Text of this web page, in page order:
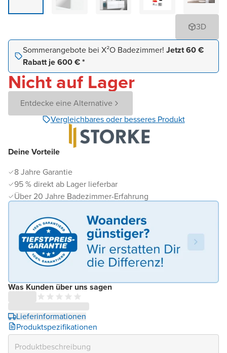
3D
Deine Vorteile
8 Jahre Garantie
95 % direkt ab Lager lieferbar
Über 20 Jahre Badezimmer-Erfahrung
Was Kunden über uns sagen
Lieferinformationen
Produktspezifikationen
Sommerangebote bei X²O Badezimmer! Jetzt 60 €
Rabatt je 600 € *
Nicht auf Lager
Entdecke eine Alternative
Vergleichbares oder besseres Produkt